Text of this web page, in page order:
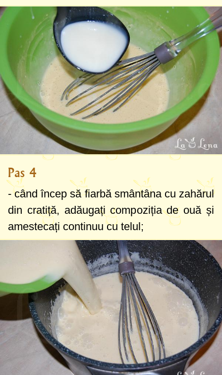
Pas 4
- când încep să fiarbă smântâna cu zahărul
din cratiță, adăugați compoziția de ouă și
amestecați continuu cu telul;